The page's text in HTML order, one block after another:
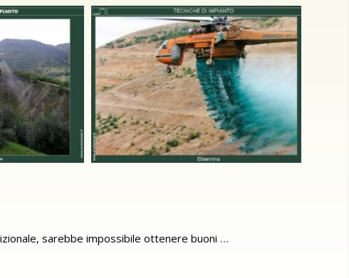
sarebbe impossibile ottenere buoni …